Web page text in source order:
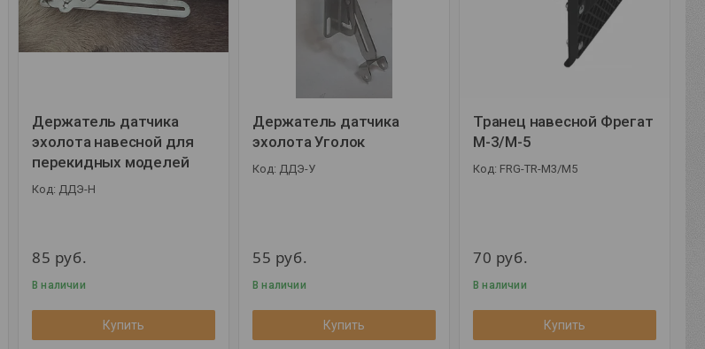
Держатель датчика
эхолота навесной для
перекидных моделей
ДДЭ-Н
85 руб.
В наличии
Купить
Держатель датчика
эхолота Уголок
ДДЭ-У
55 руб.
В наличии
Купить
Транец навесной Фрегат
М-3/М-5
FRG-TR-M3/M5
70 руб.
В наличии
Купить